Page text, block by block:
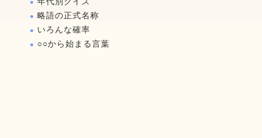
略語の正式名称
いろんな確率
○○から始まる言葉